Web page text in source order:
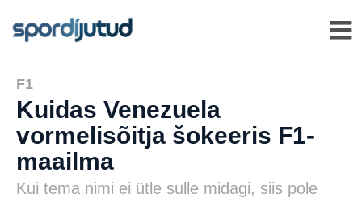
F1
Kuidas Venezuela
vormelisõitja šokeeris F1-
maailma
Kui tema nimi ei ütle sulle midagi, siis pole